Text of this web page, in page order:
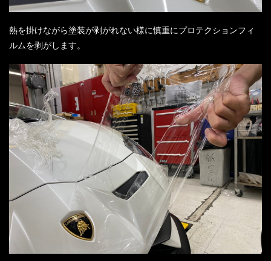
熱を掛けながら塗装が剥がれない様に慎重にプロテクションフィ
ルムを剥がします。